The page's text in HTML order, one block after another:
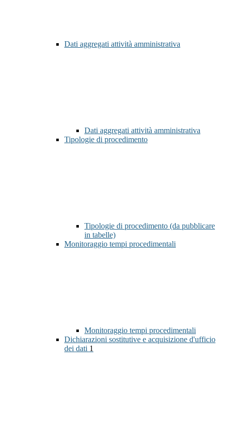
Dati aggregati attività amministrativa
Dati aggregati attività amministrativa
Tipologie di procedimento
Tipologie di procedimento (da pubblicare
in tabelle)
Monitoraggio tempi procedimentali
Monitoraggio tempi procedimentali
Dichiarazioni sostitutive e acquisizione d'ufficio
dei dati 1